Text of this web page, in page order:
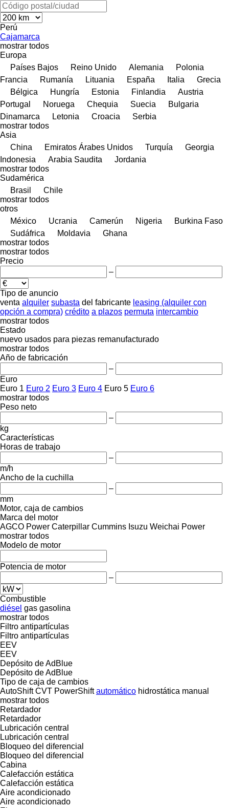
Perú
Cajamarca
mostrar todos
Europa
Países Bajos
Reino Unido Alemania
Polonia
Francia
Rumanía Lituania España Italia
Grecia
Bélgica
Hungría Estonia Finlandia
Austria
Portugal
Noruega Chequia Suecia
Bulgaria
Dinamarca
Letonia Croacia
Serbia
mostrar todos
Asia
China
Emiratos Árabes Unidos Turquía
Georgia
Indonesia
Arabia Saudita
Jordania
mostrar todos
Sudamérica
Brasil
Chile
mostrar todos
otros
México
Ucrania Camerún Nigeria
Burkina Faso
Sudáfrica
Moldavia
Ghana
mostrar todos
mostrar todos
Precio
–
Tipo de anuncio
venta alquiler subasta del fabricante leasing (alquiler con
opción a compra) crédito a plazos permuta intercambio
mostrar todos
Estado
nuevo usados para piezas remanufacturado
mostrar todos
Año de fabricación
–
Euro
Euro 1 Euro 2 Euro 3 Euro 4 Euro 5 Euro 6
mostrar todos
Peso neto
–
kg
Características
Horas de trabajo
–
m/h
Ancho de la cuchilla
–
mm
Motor, caja de cambios
Marca del motor
AGCO Power Caterpillar Cummins Isuzu Weichai Power
mostrar todos
Modelo de motor
Potencia de motor
–
Combustible
diésel gas gasolina
mostrar todos
Filtro antipartículas
Filtro antipartículas
EEV
EEV
Depósito de AdBlue
Depósito de AdBlue
Tipo de caja de cambios
AutoShift CVT PowerShift automático hidrostática manual
mostrar todos
Retardador
Retardador
Lubricación central
Lubricación central
Bloqueo del diferencial
Bloqueo del diferencial
Cabina
Calefacción estática
Calefacción estática
Aire acondicionado
Aire acondicionado